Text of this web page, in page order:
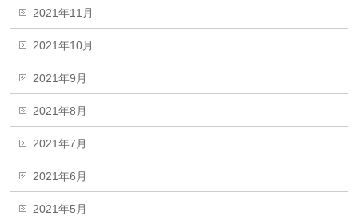
2021年11月
2021年10月
2021年9月
2021年8月
2021年7月
2021年6月
2021年5月